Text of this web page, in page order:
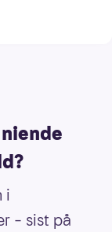
i
– sist på